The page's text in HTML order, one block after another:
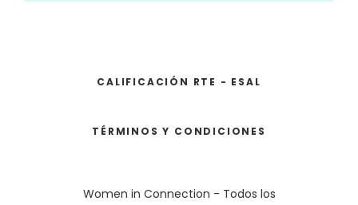
Women in Connection - Todos los
TÉRMINOS Y CONDICIONES
CALIFICACIÓN RTE - ESAL